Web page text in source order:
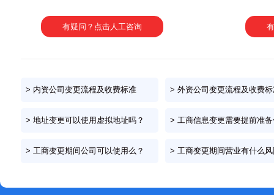
有疑问？点击人工咨询
> 内资公司变更流程及收费标准 > 外资公司变更流程及收费标
> 地址变更可以使用虚拟地址吗？ > 工商信息变更需要提前准
> 工商变更期间公司可以使用么？ > 工商变更期间营业有什么风